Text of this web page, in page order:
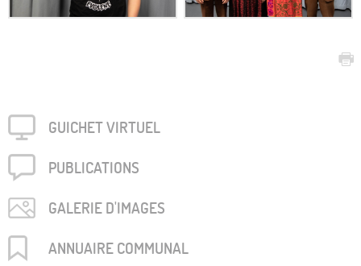
GUICHET VIRTUEL
PUBLICA­TIONS
GALERIE D'IMAGES
ANNUAIRE COMMUNAL